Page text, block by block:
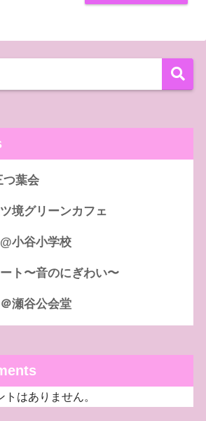
つ葉会
境グリーンカフェ
小谷小学校
ト〜音のにぎわい〜
瀬谷公会堂
はありません。